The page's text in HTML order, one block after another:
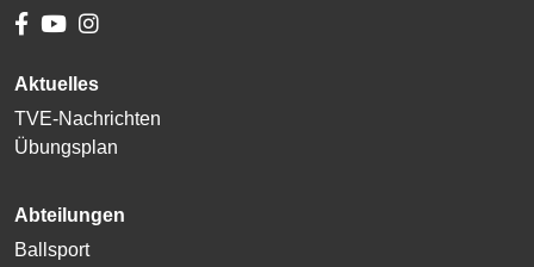
Aktuelles
TVE-Nachrichten
Übungsplan
Abteilungen
Ballsport